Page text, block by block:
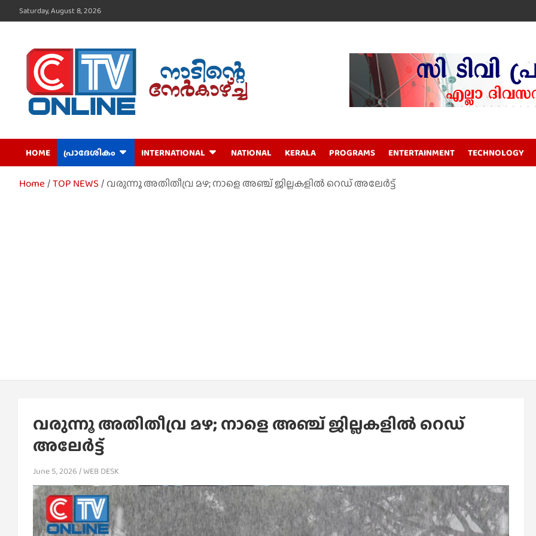
to
Saturday, August 8, 2026
CTV Online
HOME പ്രാദേശികം INTERNATIONAL NATIONAL KERALA PROGRAMS ENTERTAINMENT TECHNOLOGY
Home TOP NEWS വരുന്നൂ അതിതീവ്ര മഴ; നാളെ അഞ്ച് ജില്ലകളില്‍ റെഡ് അലേര്‍ട്ട്
വരുന്നൂ അതിതീവ്ര മഴ; നാളെ അഞ്ച് ജില്ലകളില്‍ റെഡ്
അലേര്‍ട്ട്
June 5, 2026 WEB DESK